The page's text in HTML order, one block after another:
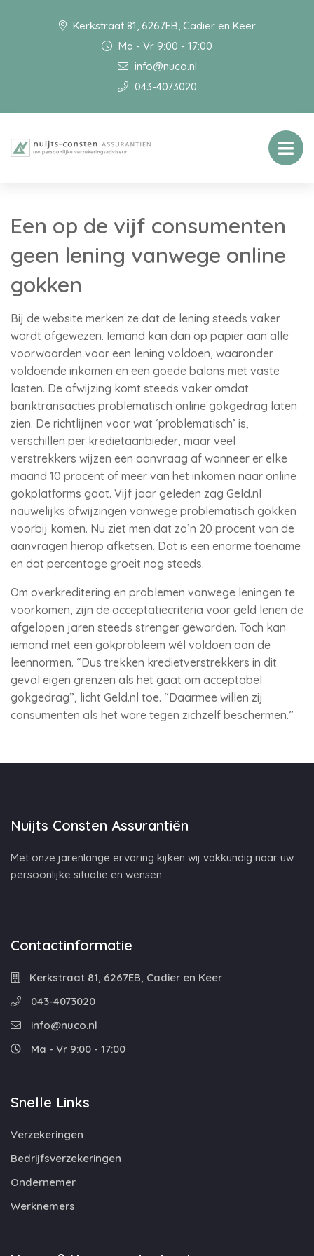
Kerkstraat 81, 6267EB, Cadier en Keer
Ma - Vr 9:00 - 17:00
info@nuco.nl
043-4073020
Een op de vijf consumenten
geen lening vanwege online
gokken
Bij de website merken ze dat de lening steeds vaker
wordt afgewezen. Iemand kan dan op papier aan alle
voorwaarden voor een lening voldoen, waaronder
voldoende inkomen en een goede balans met vaste
lasten. De afwijzing komt steeds vaker omdat
banktransacties problematisch online gokgedrag laten
zien. De richtlijnen voor wat ‘problematisch’ is,
verschillen per kredietaanbieder, maar veel
verstrekkers wijzen een aanvraag af wanneer er elke
maand 10 procent of meer van het inkomen naar online
gokplatforms gaat. Vijf jaar geleden zag Geld.nl
nauwelijks afwijzingen vanwege problematisch gokken
voorbij komen. Nu ziet men dat zo’n 20 procent van de
aanvragen hierop afketsen. Dat is een enorme toename
en dat percentage groeit nog steeds.
Om overkreditering en problemen vanwege leningen te
voorkomen, zijn de acceptatiecriteria voor geld lenen de
afgelopen jaren steeds strenger geworden. Toch kan
iemand met een gokprobleem wél voldoen aan de
leennormen. “Dus trekken kredietverstrekkers in dit
geval eigen grenzen als het gaat om acceptabel
gokgedrag”, licht Geld.nl toe. “Daarmee willen zij
consumenten als het ware tegen zichzelf beschermen.”
Nuijts Consten Assurantiën
Met onze jarenlange ervaring kijken wij vakkundig naar uw
persoonlijke situatie en wensen.
Contactinformatie
Kerkstraat 81, 6267EB, Cadier en Keer
043-4073020
info@nuco.nl
Ma - Vr 9:00 - 17:00
Snelle Links
Verzekeringen
Bedrijfsverzekeringen
Ondernemer
Werknemers